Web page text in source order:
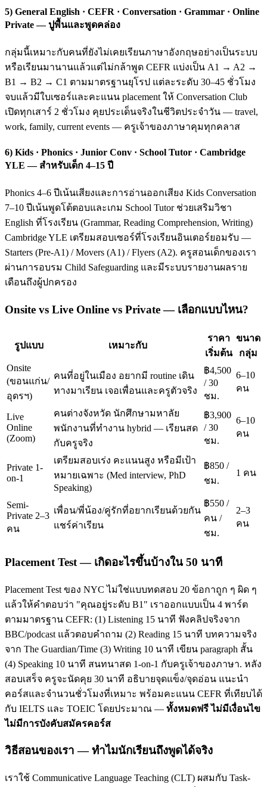
5) General English · CEFR · Conversation · Grammar · Online
Private — ปูพื้นและพูดคล่อง
กลุ่มนี้เหมาะกับคนที่ยังไม่เคยเรียนภาษาอังกฤษอย่างเป็นระบบ
หรือเรียนมานานแล้วแต่ไม่กล้าพูด CEFR แบ่งเป็น A1 → A2 →
B1 → B2 → C1 ตามมาตรฐานยุโรป แต่ละระดับ 30–45 ชั่วโมง
จบแล้วมีใบเซอร์และคะแนน placement ให้ Conversation Club
เปิดทุกเสาร์ 2 ชั่วโมง คุยประเด็นจริงในชีวิตประจำวัน — travel,
work, family, current events — ครูเจ้าของภาษาคุมทุกคลาส
6) Kids · Phonics · Junior Conv · School Tutor · Cambridge
YLE — สำหรับเด็ก 4–15 ปี
Phonics 4–6 ปีเน้นเสียงและการอ่านออกเสียง Kids Conversation
7–10 ปีเน้นพูดโต้ตอบและเกม School Tutor ช่วยเสริมวิชา
English ที่โรงเรียน (Grammar, Reading Comprehension, Writing)
Cambridge YLE เตรียมสอบเซอร์ที่โรงเรียนอินเตอร์ยอมรับ —
Starters (Pre-A1) / Movers (A1) / Flyers (A2). ครูสอนเด็กของเรา
ผ่านการอบรม Child Safeguarding และมีระบบรายงานผลราย
เดือนถึงผู้ปกครอง
Onsite vs Live Online vs Private — เลือกแบบไหน?
รูปแบบ เหมาะกับ
ราคา
เริ่มต้น
ขนาด
กลุ่ม
Onsite
(ขอนแก่น/
อุดรฯ)
คนที่อยู่ในเมือง อยากมี routine เดิน
ทางมาเรียน เจอเพื่อนและครูตัวจริง
฿4,500
/ 30
ชม.
6–10
คน
Live
Online
(Zoom)
คนต่างจังหวัด นักศึกษามหาลัย
พนักงานที่ทำงาน hybrid — เรียนสด
กับครูจริง
฿3,900
/ 30
ชม.
6–10
คน
Private 1-
on-1
เตรียมสอบเร่ง คะแนนสูง หรือมีเป้า
หมายเฉพาะ (Med interview, PhD
Speaking)
฿850 /
ชม.
1 คน
Semi-
Private 2–3
คน
เพื่อน/พี่น้อง/คู่รักที่อยากเรียนด้วยกัน
แชร์ค่าเรียน
฿550 /
คน /
ชม.
2–3
คน
Placement Test — เกิดอะไรขึ้นบ้างใน 50 นาที
Placement Test ของ NYC ไม่ใช่แบบทดสอบ 20 ข้อกาถูก ๆ ผิด ๆ
แล้วให้คำตอบว่า "คุณอยู่ระดับ B1" เราออกแบบเป็น 4 พาร์ต
ตามมาตรฐาน CEFR: (1) Listening 15 นาที ฟังคลิปจริงจาก
BBC/podcast แล้วตอบคำถาม (2) Reading 15 นาที บทความจริง
จาก The Guardian/Time (3) Writing 10 นาที เขียน paragraph สั้น
(4) Speaking 10 นาที สนทนาสด 1-on-1 กับครูเจ้าของภาษา. หลัง
สอบเสร็จ ครูจะนัดคุย 30 นาที อธิบายจุดแข็ง/จุดอ่อน แนะนำ
คอร์สและจำนวนชั่วโมงที่เหมาะ พร้อมคะแนน CEFR ที่เทียบได้
กับ IELTS และ TOEIC โดยประมาณ — ทั้งหมดฟรี ไม่มีเงื่อนไข
ไม่มีการบังคับสมัครคอร์ส
วิธีสอนของเรา — ทำไมนักเรียนถึงพูดได้จริง
เราใช้ Communicative Language Teaching (CLT) ผสมกับ Task-